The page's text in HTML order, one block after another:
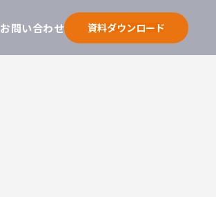
お問い合わせ 資料ダウンロード